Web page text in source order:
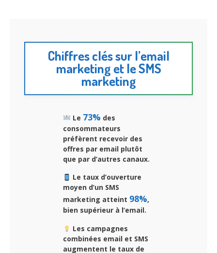
Chiffres clés sur l’email
marketing et le SMS
marketing
Le 73% des
consommateurs
préfèrent recevoir des
offres par email plutôt
que par d’autres canaux.
Le taux d’ouverture
moyen d’un SMS
marketing atteint 98%,
bien supérieur à l’email.
Les campagnes
combinées email et SMS
augmentent le taux de